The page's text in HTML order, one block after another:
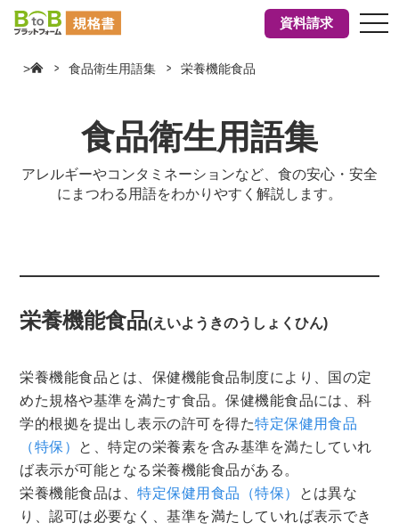
資料請求
> 食品衛生用語集 栄養機能食品
食品衛生用語集
アレルギーやコンタミネーションなど、食の安心・安全
にまつわる用語をわかりやすく解説します。
栄養機能食品(えいようきのうしょくひん)
栄養機能食品とは、保健機能食品制度により、国の定
めた規格や基準を満たす食品。保健機能食品には、科
学的根拠を提出し表示の許可を得た特定保健用食品
（特保） と、特定の栄養素を含み基準を満たしていれ
ば表示が可能となる栄養機能食品がある。
栄養機能食品は、特定保健用食品（特保）
とは異な
り、認可は必要なく、基準を満たしていれば表示でき